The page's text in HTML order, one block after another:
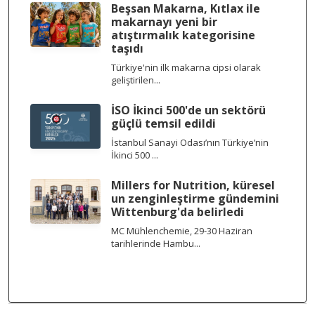
Beşsan Makarna, Kıtlax ile
makarnayı yeni bir
atıştırmalık kategorisine
taşıdı
Türkiye'nin ilk makarna cipsi olarak
geliştirilen...
İSO İkinci 500'de un sektörü
güçlü temsil edildi
İstanbul Sanayi Odası’nın Türkiye’nin
İkinci 500 ...
Millers for Nutrition, küresel
un zenginleştirme gündemini
Wittenburg'da belirledi
MC Mühlenchemie, 29-30 Haziran
tarihlerinde Hambu...